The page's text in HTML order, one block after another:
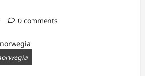
0 comments